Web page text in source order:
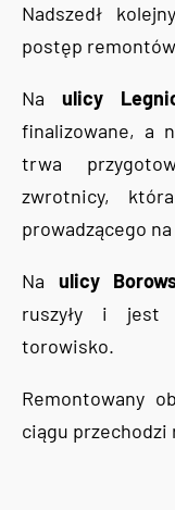
Nadszedł
postęp
Na ulicy
finalizowane, a
trwa
zwrotnicy,
prowadzącego
Na ulicy
ruszyły i jest
torowisko.
Remontowany
ciągu